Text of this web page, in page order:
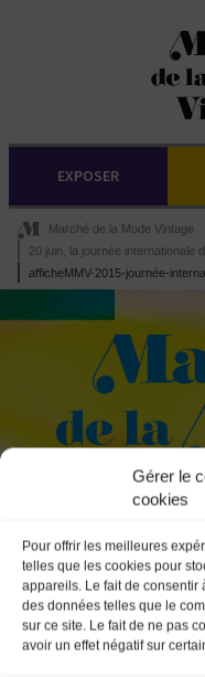
Gérer le
cookies
Pour offrir les meilleures
telles que les cookies pour
appareils. Le fait de consentir
des données telles que le
sur ce site. Le fait de ne pas
avoir un effet négatif sur
EXPOSER
Marché de la Mode Vintage
20 juin, la journée internationale
afficheMMV-2015-journée-
afficheMMV-
internationale-